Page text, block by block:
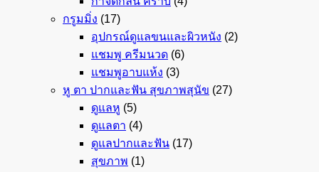
กรูมมิ่ง (17)
อุปกรณ์ดูแลขนและผิวหนัง (2)
แชมพู ครีมนวด (6)
แชมพูอาบแห้ง (3)
หู ตา ปากและฟัน สุขภาพสุนัข (27)
ดูแลหู (5)
ดูแลตา (4)
ดูแลปากและฟัน (17)
สุขภาพ (1)